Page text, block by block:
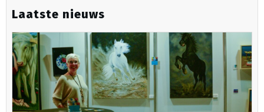
Laatste nieuws